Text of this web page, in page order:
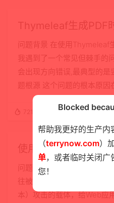
实际运行时会发现：…
Thymeleaf生成PDF
的解决方案
问题背景 在使用Thymeleaf
我遇到了一个常见但棘手的
会出现方向错误,最典型的是
题根源 这个问题的根本原因
Image File Format)方向信
码相机在拍摄照片时,会在图
方向信息(EXIF Orientation
数据可能并没有真正旋转,而
件应该如何旋转显示。 大
721点热度 0人点赞
使用iTextPDF检测
本的方法
问题背景 在现代Web应用开
往被忽视。然而，PDF文件
本）攻击的载体，给Web应
Blocked
帮助我更好的生产内
（terrynow.com）
单，或者临时关闭广
您！